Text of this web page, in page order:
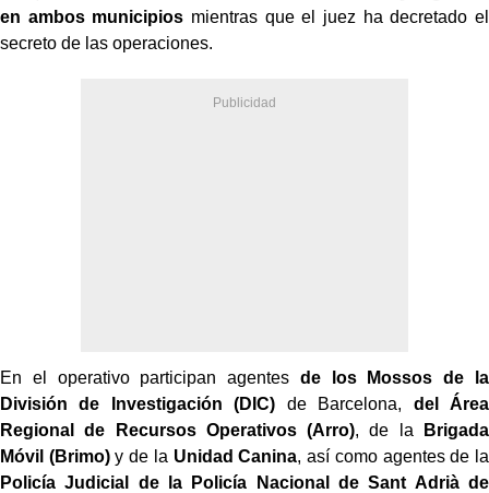
en ambos municipios mientras que el juez ha decretado el
secreto de las operaciones.
En el operativo participan agentes de los Mossos de la
División de Investigación (DIC) de Barcelona, del Área
Regional de Recursos Operativos (Arro), de la
Brigada
Móvil (Brimo)y de la Unidad Canina, así como agentes de la
Policía Judicial de la Policía Nacional de Sant Adrià de